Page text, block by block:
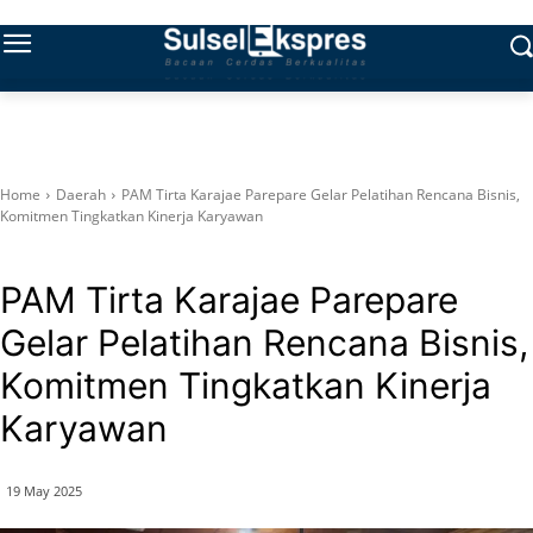
Home Daerah
PAM Tirta Karajae Parepare Gelar Pelatihan Rencana Bisnis,
Komitmen Tingkatkan Kinerja Karyawan
PAM Tirta Karajae Parepare
Gelar Pelatihan Rencana Bisnis,
Komitmen Tingkatkan Kinerja
Karyawan
19 May 2025